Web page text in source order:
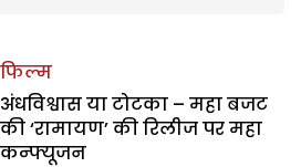
फिल्म
अंधविश्वास या टोटका – महा बजट
की ‘रामायण’ की रिलीज पर महा
कन्फ्यूजन